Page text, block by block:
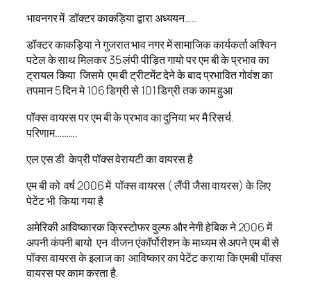
भावनगर में डॉक्टर काकड़िया द्वारा अध्ययन…..
डॉक्टर काकड़िया ने गुजरात भाव नगर में सामाजिक कार्यकर्ता अश्विन
पटेल के साथ मिलकर 35 लंपी पीड़ित गायो पर एम बी के प्रभाव का
ट्रायल किया जिसमे एम बी ट्रीटमेंट देने के बाद प्रभावित गोवंश का
तपमान 5 दिन मे 106 डिग्री से 101 डिग्री तक काम हुआ
पॉक्स वायरस पर एम बी के प्रभाव का दुनिया भर मै रिसर्च.
परिणाम……….
एल एस डी केप्री पॉक्स वेरायटी का वायरस है
एम बी को वर्ष 2006 में पॉक्स वायरस ( लैंपी जैसा वायरस) के लिए
पेटेंट भी किया गया है
अमेरिकी आविष्कारक क्रिस्टोफर वुल्फ और नेगी हेबिक ने 2006 में
अपनी कंपनी बायो एन वीजन एंकॉर्पोरीशन के माध्यम से अपने एम बी से
पॉक्स वायरस के इलाज का आविष्कार का पेटेंट कराया कि एमबी पॉक्स
वायरस पर काम करता है.